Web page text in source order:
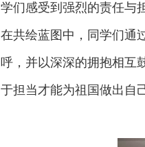
学们感受到强烈的责任与
在共绘蓝图中，同学们通
呼，并以深深的拥抱相互
于担当才能为祖国做出自